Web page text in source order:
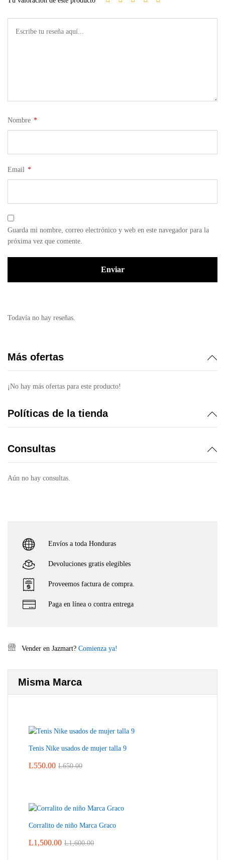
Nombre *
Email *
Guarda mi nombre, correo electrónico y web en este navegador para la
próxima vez que comente.
Todavía no hay reseñas.
Más ofertas
¡No hay más ofertas para este producto!
Políticas de la tienda
Consultas
Aún no hay consultas.
Envíos a toda Honduras
Devoluciones gratis elegibles
Proveemos factura de compra.
Paga en línea o contra entrega
Vender en Jazmart? Comienza ya!
Misma Marca
Tenis Nike usados de mujer talla 9
L550.00 L650.00
Corralito de niño Marca Graco
L1,500.00 L1,600.00